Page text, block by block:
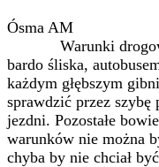
Ósma AM
Warunki drogowe
bardo śliska,
każdym głębszym
sprawdzić przez
jezdni. Pozostałe
warunków nie można
chyba by nie chciał